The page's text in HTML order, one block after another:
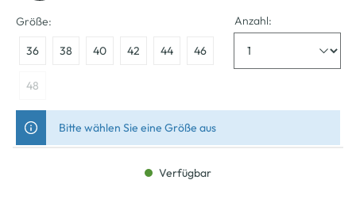
Größe:
36 38 40 42 44 46
48
Anzahl:
Bitte wählen Sie eine Größe aus
Verfügbar